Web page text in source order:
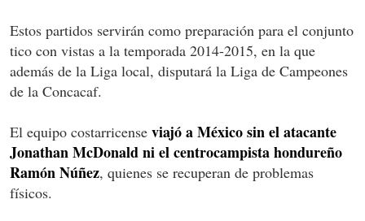
Estos partidos servirán como preparación para el conjunto
tico con vistas a la temporada 2014-2015, en la que
además de la Liga local, disputará la Liga de Campeones
de la Concacaf.
El equipo costarricense viajó a México sin el atacante
Jonathan McDonald ni el centrocampista hondureño
Ramón Núñez, quienes se recuperan de problemas
físicos.